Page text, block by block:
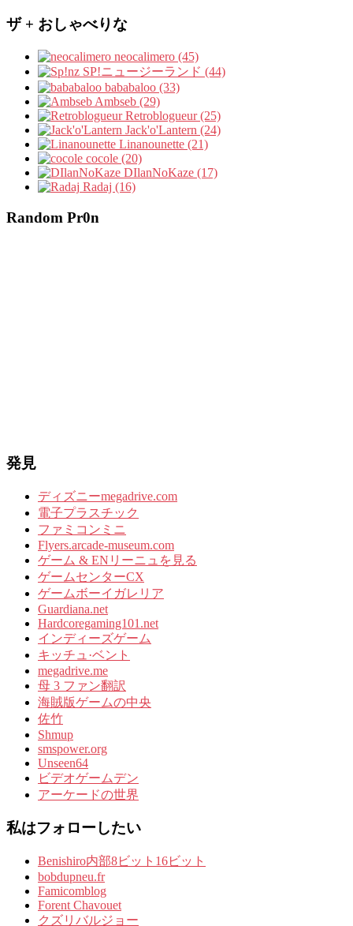
ザ + おしゃべりな
neocalimero (45)
SP!ニュージーランド (44)
bababaloo (33)
Ambseb (29)
Retroblogueur (25)
Jack'o'Lantern (24)
Linanounette (21)
cocole (20)
DIlanNoKaze (17)
Radaj (16)
Random Pr0n
発見
ディズニーmegadrive.com
電子プラスチック
ファミコンミニ
Flyers.arcade-museum.com
ゲーム & ENリーニュを見る
ゲームセンターCX
ゲームボーイガレリア
Guardiana.net
Hardcoregaming101.net
インディーズゲーム
キッチュ·ベント
megadrive.me
母 3 ファン翻訳
海賊版ゲームの中央
佐竹
Shmup
smspower.org
Unseen64
ビデオゲームデン
アーケードの世界
私はフォローしたい
Benishiro内部8ビット16ビット
bobdupneu.fr
Famicomblog
Forent Chavouet
クズリバルジョー